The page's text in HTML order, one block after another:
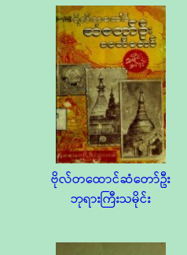
ဗိုလ်တထောင်ဆံတော်ဦး
ဘုရားကြီးသမိုင်း